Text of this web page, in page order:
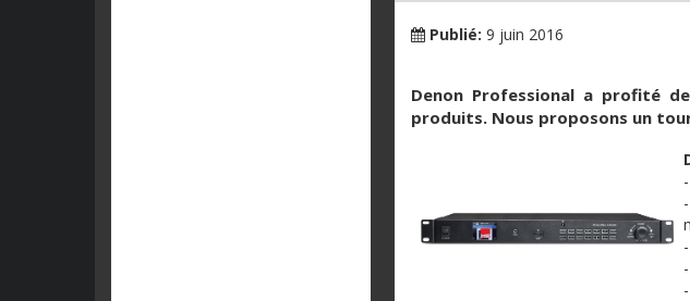
Publié: 9 juin 2016
Denon Professional a profité de
produits. Nous proposons un